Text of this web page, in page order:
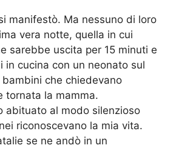
manifestò. Ma nessuno di loro
vera notte, quella in cui
sarebbe uscita per 15 minuti e
in cucina con un neonato sul
che chiedevano
tornata la mamma.
abituato al modo silenzioso
riconoscevano la mia vita.
se ne andò in un